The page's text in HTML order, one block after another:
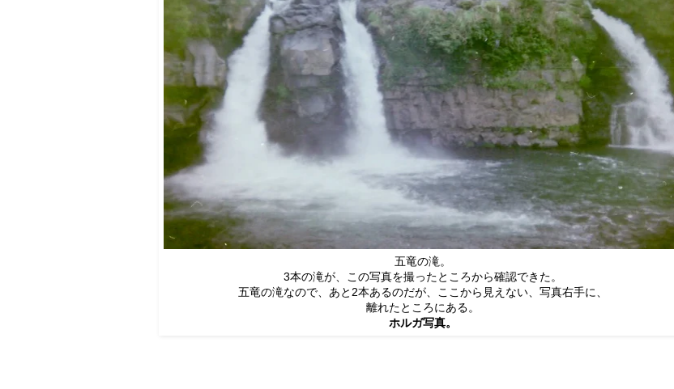
五竜の滝。
3本の滝が、この写真を撮ったところから確認できた。
五竜の滝なので、あと2本あるのだが、ここから見えない、写真右手に、
離れたところにある。
ホルガ写真。